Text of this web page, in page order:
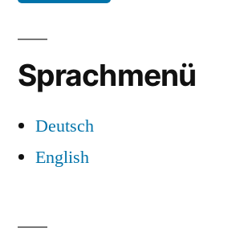
Sprachmenü
Deutsch
English